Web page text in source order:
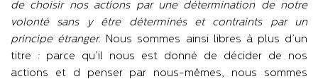
de choisir nos actions par une détermination de notre
volonté sans y être déterminés et contraints par un
principe étranger. Nous sommes ainsi libres à plus d’un
titre : parce qu’il nous est donné de décider de nos
actions et d penser par nous-mêmes, nous sommes